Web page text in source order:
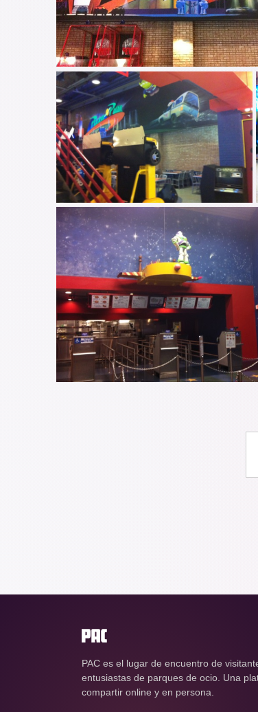
PAC es el lugar de encuentro de
entusiastas de parques de ocio. Una
compartir online y en persona.